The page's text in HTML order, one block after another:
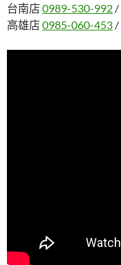
台南店 0989-530-992 /
高雄店 0985-060-453 /